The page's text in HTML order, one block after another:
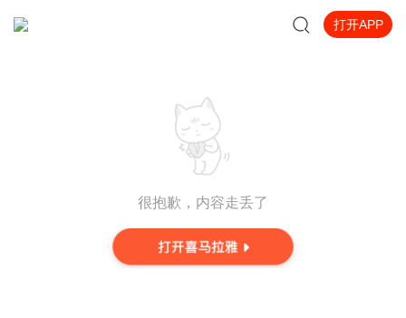
打开APP
很抱歉，内容走丢了